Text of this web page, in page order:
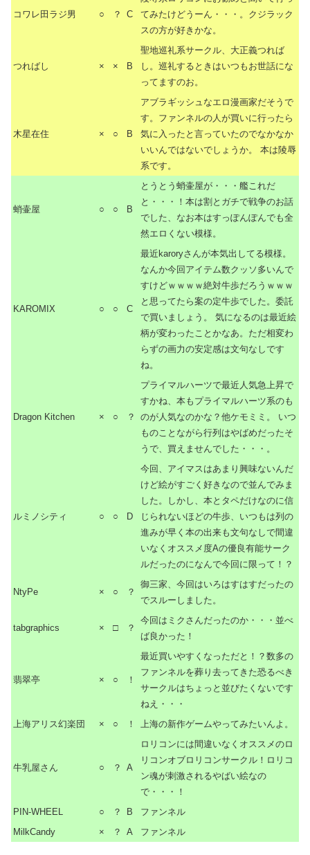
コワレ田ラジ男 ○ ？ C
てみたけどうーん・・・。クジラック
スの方が好きかな。
つればし × × B
聖地巡礼系サークル、大正義つれば
し。巡礼するときはいつもお世話にな
ってますのお。
木星在住 × ○ B
アブラギッシュなエロ漫画家だそうで
す。ファンネルの人が買いに行ったら
気に入ったと言っていたのでなかなか
いいんではないでしょうか。 本は陵辱
系です。
蛸壷屋 ○ ○ B
とうとう蛸壷屋が・・・艦これだ
と・・・！本は割とガチで戦争のお話
でした、なお本はすっぽんぽんでも全
然エロくない模様。
KAROMIX ○ ○ C
最近karoryさんが本気出してる模様。
なんか今回アイテム数クッソ多いんで
すけどｗｗｗｗ絶対牛歩だろうｗｗｗ
と思ってたら案の定牛歩でした。委託
で買いましょう。 気になるのは最近絵
柄が変わったことかなあ。ただ相変わ
らずの画力の安定感は文句なしです
ね。
Dragon Kitchen × ○ ？
プライマルハーツで最近人気急上昇で
すかね、本もプライマルハーツ系のも
のが人気なのかな？他ケモミミ。 いつ
ものことながら行列はやばめだったそ
うで、買えませんでした・・・。
ルミノシティ ○ ○ D
今回、アイマスはあまり興味ないんだ
けど絵がすごく好きなので並んでみま
した。しかし、本とタペだけなのに信
じられないほどの牛歩、いつもは列の
進みが早く本の出来も文句なしで間違
いなくオススメ度Aの優良有能サーク
ルだったのになんで今回に限って！？
NtyPe × ○ ？
御三家、今回はいろはすはすだったの
でスルーしました。
tabgraphics × □ ？
今回はミクさんだったのか・・・並べ
ば良かった！
翡翠亭 × ○ ！
最近買いやすくなっただと！？数多の
ファンネルを葬り去ってきた恐るべき
サークルはちょっと並びたくないです
ねえ・・・
上海アリス幻楽団
× ○ ！ 上海の新作ゲームやってみたいんよ。
牛乳屋さん ○ ？ A
ロリコンには間違いなくオススメのロ
リコンオブロリコンサークル！ロリコ
ン魂が刺激されるやばい絵なの
で・・・！
PIN-WHEEL
○ ？ B
ファンネル
MilkCandy
× ？ A ファンネル